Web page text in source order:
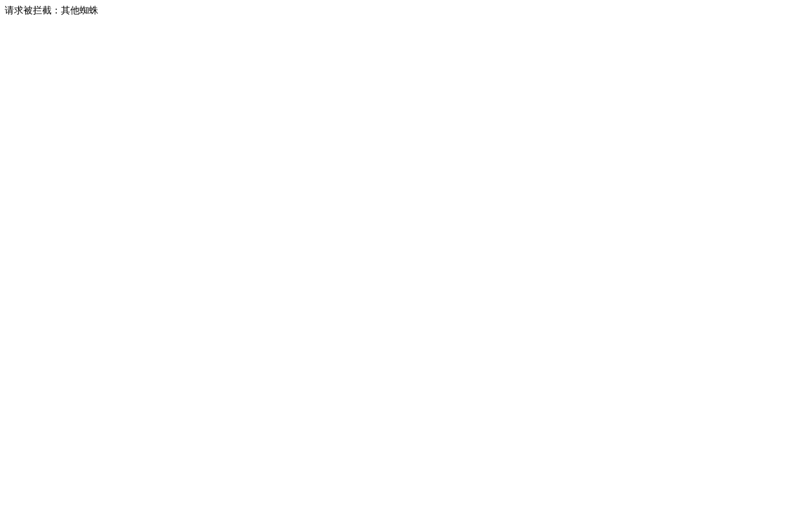
请求被拦截：其他蜘蛛